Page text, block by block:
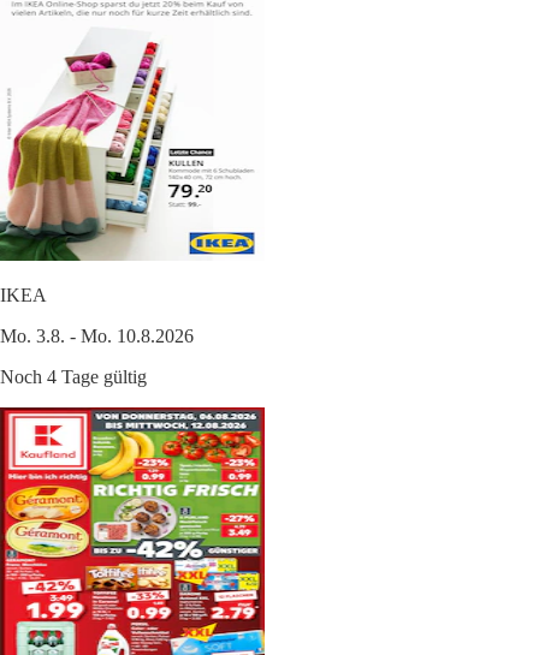
IKEA
Mo. 3.8. - Mo. 10.8.2026
Noch 4 Tage gültig